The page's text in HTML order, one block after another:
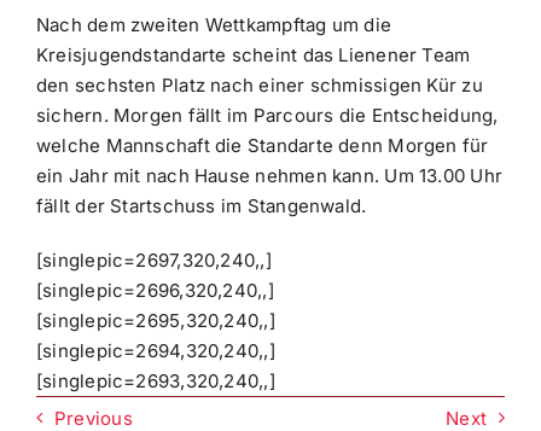
Nach dem zweiten Wettkampftag um die
Kreisjugendstandarte scheint das Lienener Team
den sechsten Platz nach einer schmissigen Kür zu
sichern. Morgen fällt im Parcours die Entscheidung,
welche Mannschaft die Standarte denn Morgen für
ein Jahr mit nach Hause nehmen kann. Um 13.00 Uhr
fällt der Startschuss im Stangenwald.
[singlepic=2697,320,240,,]
[singlepic=2696,320,240,,]
[singlepic=2695,320,240,,]
[singlepic=2694,320,240,,]
[singlepic=2693,320,240,,]
Previous
Next